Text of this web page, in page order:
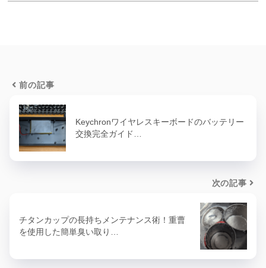
前の記事
Keychronワイヤレスキーボードのバッテリー
交換完全ガイド…
次の記事
チタンカップの長持ちメンテナンス術！重曹
を使用した簡単臭い取り…